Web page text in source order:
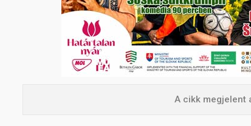
A cikk megjelent